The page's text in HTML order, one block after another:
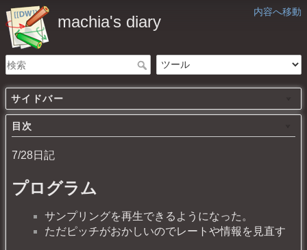
内容へ移動
machia's diary
サイドバー
目次
7/28日記
プログラム
サンプリングを再生できるようになった。
ただピッチがおかしいのでレートや情報を見直す